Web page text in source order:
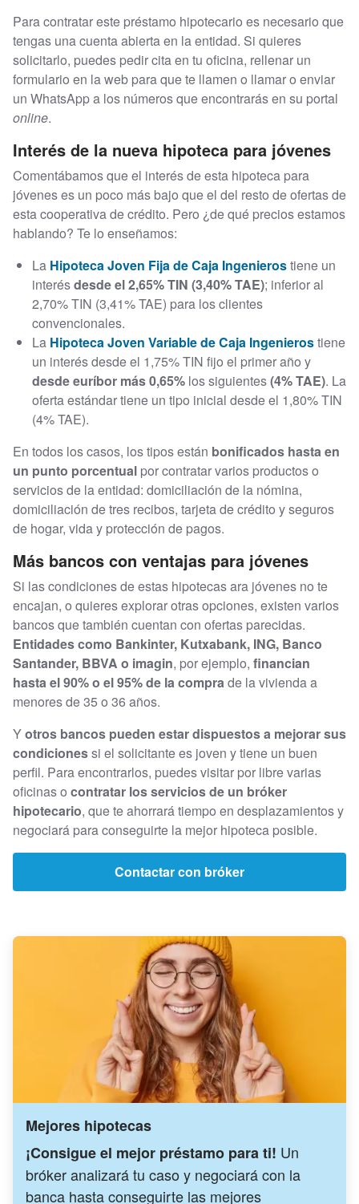
Para contratar este préstamo hipotecario es necesario que
tengas una cuenta abierta en la entidad. Si quieres
solicitarlo, puedes pedir cita en tu oficina, rellenar un
formulario en la web para que te llamen o llamar o enviar
un WhatsApp a los números que encontrarás en su portal
online.
Interés de la nueva hipoteca para jóvenes
Comentábamos que el interés de esta hipoteca para
jóvenes es un poco más bajo que el del resto de ofertas de
esta cooperativa de crédito. Pero ¿de qué precios estamos
hablando? Te lo enseñamos:
La Hipoteca Joven Fija de Caja Ingenierostiene un
interésdesde el 2,65% TIN (3,40% TAE); inferior al
2,70% TIN (3,41% TAE) para los clientes
convencionales.
La Hipoteca Joven Variable de Caja Ingenierostiene
un interés desde el 1,75% TIN fijo el primer año y
desde euríbor más 0,65% los siguientes(4% TAE). La
oferta estándar tiene un tipo inicial desde el 1,80% TIN
(4% TAE).
En todos los casos, los tipos están bonificados hasta en
un punto porcentual por contratar varios productos o
servicios de la entidad: domiciliación de la nómina,
domiciliación de tres recibos, tarjeta de crédito y seguros
de hogar, vida y protección de pagos.
Más bancos con ventajas para jóvenes
Si las condiciones de estas hipotecas ara jóvenes no te
encajan, o quieres explorar otras opciones, existen varios
bancos que también cuentan con ofertas parecidas.
Entidades como Bankinter, Kutxabank, ING, Banco
Santander, BBVA o imagin, por ejemplo, financian
hasta el 90% o el 95% de la comprade la vivienda a
menores de 35 o 36 años.
Yotros bancos pueden estar dispuestos a mejorar sus
condicionessi el solicitante es joven y tiene un buen
perfil. Para encontrarlos, puedes visitar por libre varias
oficinas o contratar los servicios de un bróker
hipotecario, que te ahorrará tiempo en desplazamientos y
negociará para conseguirte la mejor hipoteca posible.
Contactar con bróker
Mejores hipotecas
¡Consigue el mejor préstamo para ti! Un
bróker analizará tu caso y negociará con la
banca hasta conseguirte las mejores